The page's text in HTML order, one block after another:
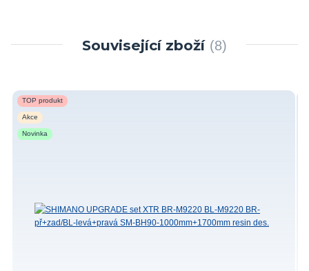
Související zboží 8
TOP produkt
Akce
Novinka